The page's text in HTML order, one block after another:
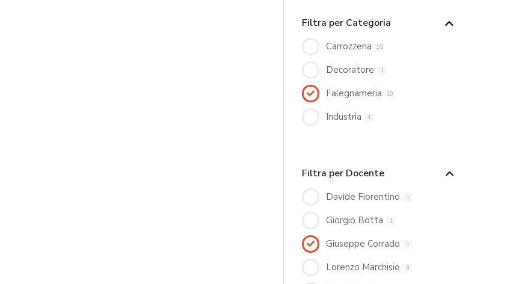
Filtra per Categoria
Carrozzeria 15
Decoratore 1
Falegnameria 10
Industria 1
Filtra per Docente
Davide Fiorentino 1
Giorgio Botta 1
Giuseppe Corrado 1
Lorenzo Marchisio 3